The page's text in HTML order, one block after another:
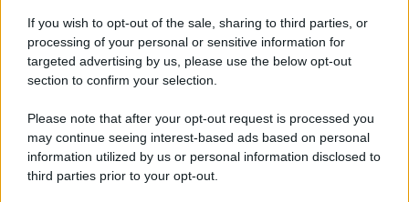
If you wish to opt-out of the sale, sharing to third parties, or
processing of your personal or sensitive information for
targeted advertising by us, please use the below opt-out
section to confirm your selection.
Please note that after your opt-out request is processed you
may continue seeing interest-based ads based on personal
information utilized by us or personal information disclosed to
third parties prior to your opt-out.
Sempre più italiani scelgono questa
destinazione per una vacanza breve (e senza
spendere troppo)